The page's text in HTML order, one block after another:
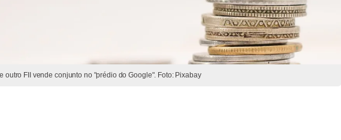
outro FII vende conjunto no "prédio do Google". Foto: Pixabay